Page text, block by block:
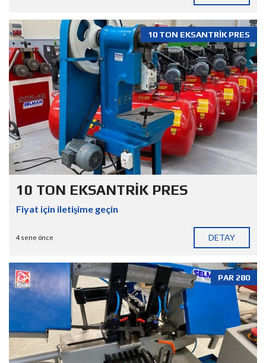
10 TON EKSANTRİK PRES
10 TON EKSANTRİK PRES
Fiyat için iletişime geçin
4 sene önce DETAY
PAR 280